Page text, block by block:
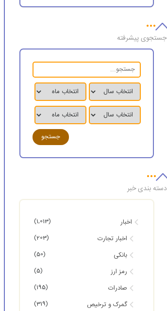
جستجوی پیشرفته
دسته بندی خبر
اخبار (1,013)
اخبار تجارت (203)
بانکی (50)
رمز ارز (5)
صادرات (195)
گمرک و ترخیص (319)